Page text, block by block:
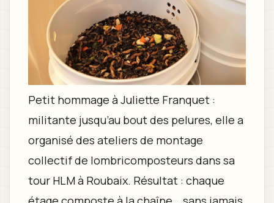
Petit hommage à Juliette Franquet :
militante jusqu’au bout des pelures, elle a
organisé des ateliers de montage
collectif de lombricomposteurs dans sa
tour HLM à Roubaix. Résultat : chaque